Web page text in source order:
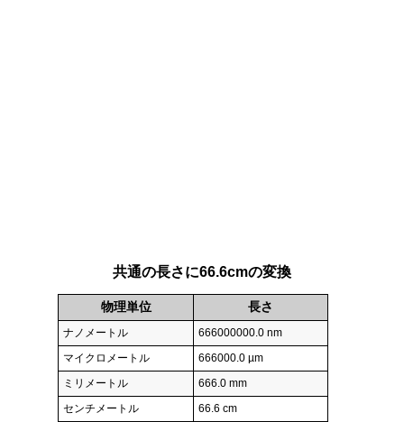
共通の長さに66.6cmの変換
物理単位 長さ
ナノメートル
666000000.0 nm
マイクロメートル
666000.0 µm
ミリメートル
666.0 mm
センチメートル
66.6 cm